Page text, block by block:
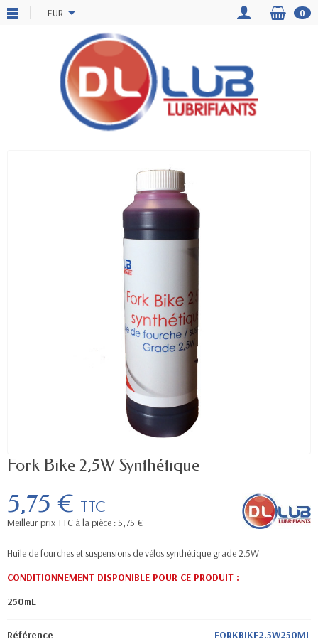
EUR 0
Fork Bike 2,5W Synthétique
5,75 € TTC
Meilleur prix TTC à la pièce : 5,75 €
Huile de fourches et suspensions de vélos synthétique grade 2.5W
CONDITIONNEMENT DISPONIBLE POUR CE PRODUIT :
250mL
Référence FORKBIKE2.5W250ML